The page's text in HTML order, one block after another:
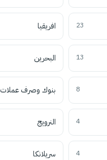
23 افريقيا
13 البحرين
8 بنوك وصرف عملات
4 النرويج
4 سريلانكا